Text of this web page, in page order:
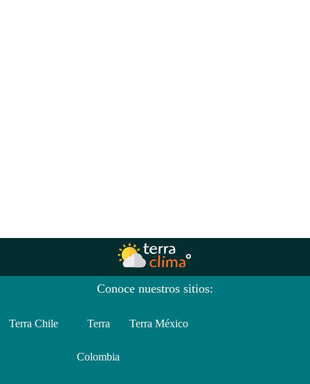
Conoce nuestros sitios:
Terra Chile Terra
Colombia
Terra México